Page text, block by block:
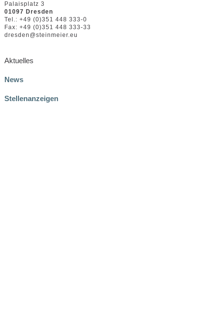
Palaisplatz 3
01097 Dresden
Tel.: +49 (0)351 448 333-0
Fax: +49 (0)351 448 333-33
dresden@steinmeier.eu
Aktuelles
News
Stellenanzeigen